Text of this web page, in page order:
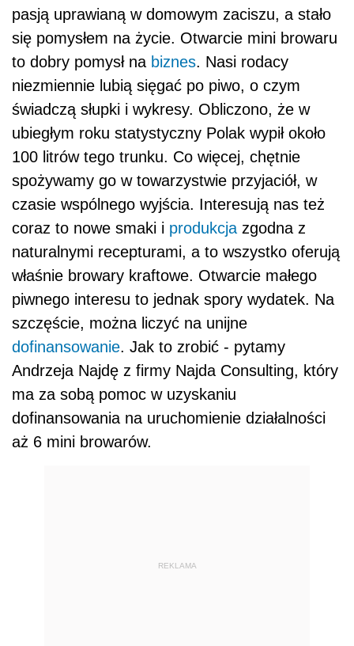
pasją uprawianą w domowym zaciszu, a stało
się pomysłem na życie. Otwarcie mini browaru
to dobry pomysł na biznes. Nasi rodacy
niezmiennie lubią sięgać po piwo, o czym
świadczą słupki i wykresy. Obliczono, że w
ubiegłym roku statystyczny Polak wypił około
100 litrów tego trunku. Co więcej, chętnie
spożywamy go w towarzystwie przyjaciół, w
czasie wspólnego wyjścia. Interesują nas też
coraz to nowe smaki i produkcja zgodna z
naturalnymi recepturami, a to wszystko oferują
właśnie browary kraftowe. Otwarcie małego
piwnego interesu to jednak spory wydatek. Na
szczęście, można liczyć na unijne
dofinansowanie. Jak to zrobić - pytamy
Andrzeja Najdę z firmy Najda Consulting, który
ma za sobą pomoc w uzyskaniu
dofinansowania na uruchomienie działalności
aż 6 mini browarów.
REKLAMA